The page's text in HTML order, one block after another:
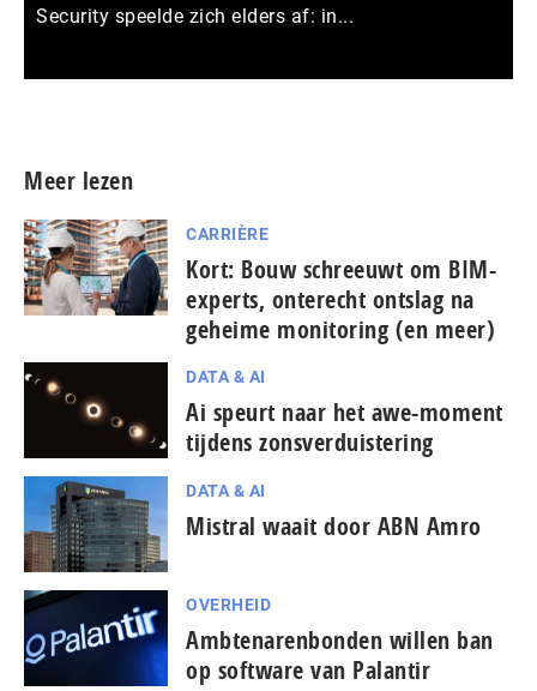
Security speelde zich elders af: in...
Meer lezen
CARRIÈRE
Kort: Bouw schreeuwt om BIM-
experts, onterecht ontslag na
geheime monitoring (en meer)
DATA & AI
Ai speurt naar het awe-moment
tijdens zonsverduistering
DATA & AI
Mistral waait door ABN Amro
OVERHEID
Ambtenarenbonden willen ban
op software van Palantir